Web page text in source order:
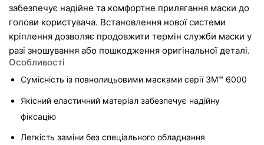
забезпечує надійне та комфортне прилягання маски до
голови користувача. Встановлення нової системи
кріплення дозволяє продовжити термін служби маски у
разі зношування або пошкодження оригінальної деталі.
Особливості
Сумісність із повнолицьовими масками серії 3M™ 6000
Якісний еластичний матеріал забезпечує надійну
фіксацію
Легкість заміни без спеціального обладнання